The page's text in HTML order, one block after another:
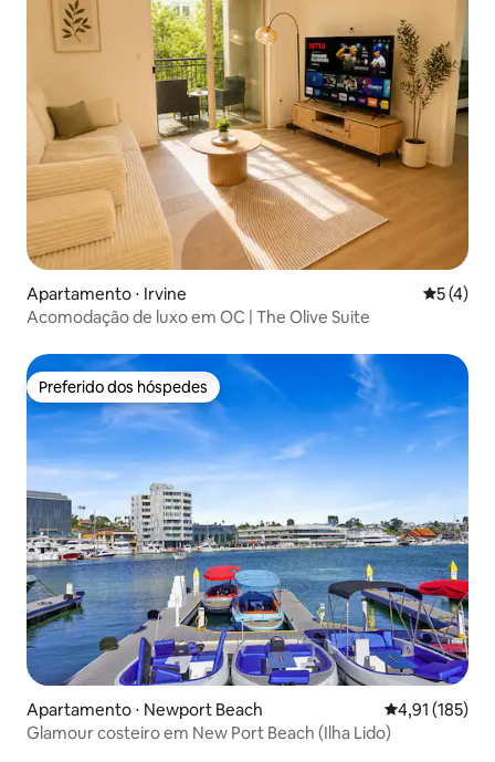
longas do que uma semana.
Apartamento ⋅ Irvine 5 de
5 (4)
Acomodação de luxo em OC | The Olive Suite
Preferido dos hóspedes
Preferido dos hóspedes
Apartamento ⋅ Newport Beach 4,91 de uma
4,91 (185)
Glamour costeiro em New Port Beach (Ilha Lido)